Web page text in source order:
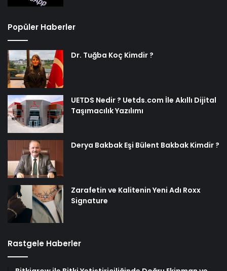
Popüler Haberler
Dr. Tuğba Koç Kimdir ?
UETDS Nedir ? Uetds.com İle Akıllı Dijital
Taşımacılık Yazılımı
Derya Bakbak Eşi Bülent Bakbak Kimdir ?
Zarafetin ve Kalitenin Yeni Adı Roxx
Signature
Rastgele Haberler